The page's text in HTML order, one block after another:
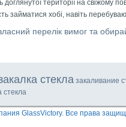
доглянутої території на свіжому
займатися хобі, навіть
перелік вимог та
стекла закаливание
стекла
GlassVictory. Все права